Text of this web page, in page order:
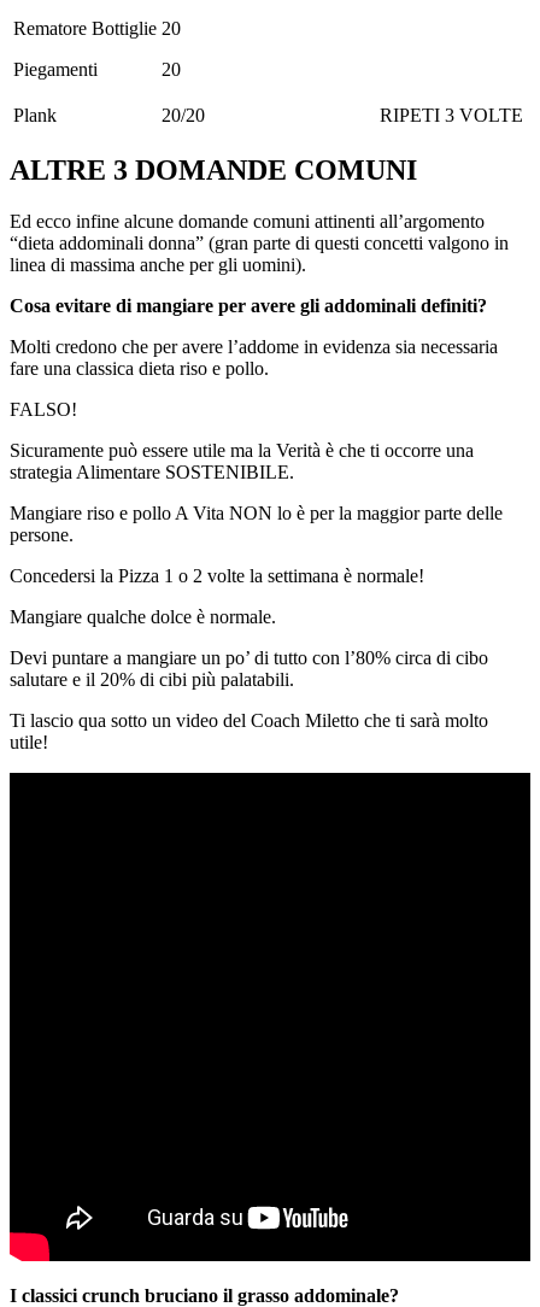
Rematore Bottiglie
Piegamenti
20
20
Plank 20/20 RIPETI 3 VOLTE
ALTRE 3 DOMANDE COMUNI
Ed ecco infine alcune domande comuni attinenti all’argomento
“dieta addominali donna” (gran parte di questi concetti valgono in
linea di massima anche per gli uomini).
Cosa evitare di mangiare per avere gli addominali definiti?
Molti credono che per avere l’addome in evidenza sia necessaria
fare una classica dieta riso e pollo.
FALSO!
Sicuramente può essere utile ma la Verità è che ti occorre una
strategia Alimentare SOSTENIBILE.
Mangiare riso e pollo A Vita NON lo è per la maggior parte delle
persone.
Concedersi la Pizza 1 o 2 volte la settimana è normale!
Mangiare qualche dolce è normale.
Devi puntare a mangiare un po’ di tutto con l’80% circa di cibo
salutare e il 20% di cibi più palatabili.
Ti lascio qua sotto un video del Coach Miletto che ti sarà molto
utile!
I classici crunch bruciano il grasso addominale?